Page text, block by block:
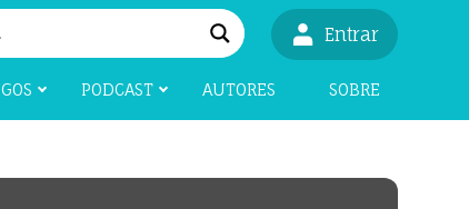
Entrar
PODCAST AUTORES SOBRE